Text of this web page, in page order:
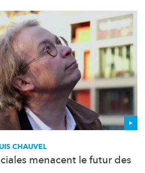
CHAUVEL
menacent le futur des